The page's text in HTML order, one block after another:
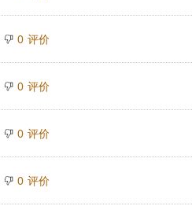
0 评价
0 评价
0 评价
0 评价